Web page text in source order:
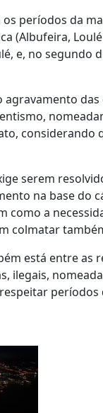
períodos da
(Albufeira,
e, no
agravamento
considerando
serem
na base
como a
colmatar
está entre as
ilegais,